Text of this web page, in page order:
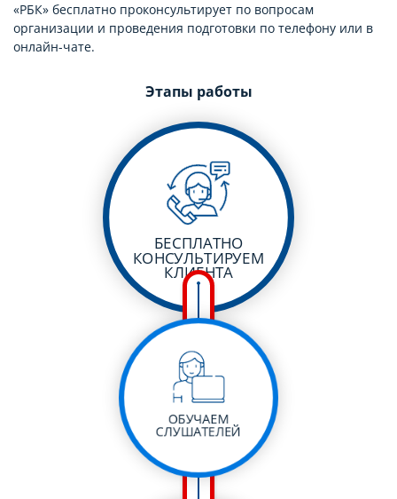
«РБК» бесплатно проконсультирует по вопросам
организации и проведения подготовки по телефону или в
онлайн-чате.
Этапы работы
БЕСПЛАТНО
КОНСУЛЬТИРУЕМ
КЛИЕНТА
ОБУЧАЕМ
СЛУШАТЕЛЕЙ